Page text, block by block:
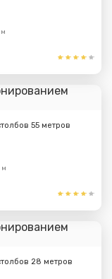
м
55 метров
м
28 метров